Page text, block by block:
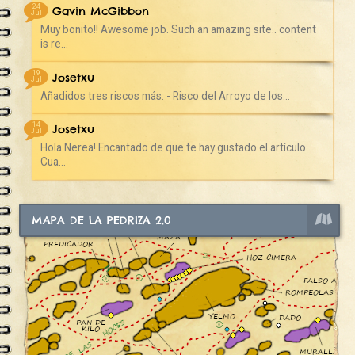
24
Jul
Gavin McGibbon
Muy bonito!! Awesome job. Such an amazing site.. content
is re...
19
Jul
Josetxu
Añadidos tres riscos más: - Risco del Arroyo de los...
14
Jul
Josetxu
Hola Nerea! Encantado de que te hay gustado el artículo.
Cua...
MAPA DE LA PEDRIZA 2.0